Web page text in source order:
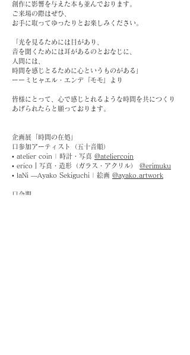
創作に影響を与えた本も並んでおります。
ご来場の際はぜひ、
お手に取ってゆったりとお楽しみください。
「光を見るためには目があり、
音を聞くためには耳があるのとおなじに、
人間には、
時間を感じとるために心というものがある」
ーーミヒャエル・エンデ『モモ』より
皆様にとって、心で感じとれるような時間を共につくり
あげられたらと願っております。
企画展「時間の在処」
口参加アーティスト（五十音順）
• atelier coin | 時計・写真 @ateliercoin
• erico｜写真・造形（ガラス・アクリル） @erimuku
• laNi —Ayako Sekiguchi | 絵画 @ayako.artwork
口会期